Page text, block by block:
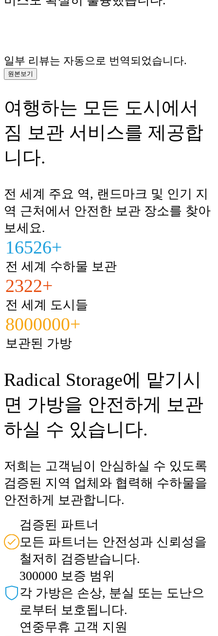
일부 리뷰는 자동으로 번역되었습니다.
원본보기
여행하는 모든 도시에서
짐 보관 서비스를 제공합
니다.
전 세계 주요 역, 랜드마크 및 인기 지
역 근처에서 안전한 보관 장소를 찾아
보세요.
16526+
전 세계 수하물 보관
2322+
전 세계 도시들
8000000+
보관된 가방
Radical Storage에 맡기시
면 가방을 안전하게 보관
하실 수 있습니다.
저희는 고객님이 안심하실 수 있도록
검증된 지역 업체와 협력해 수하물을
안전하게 보관합니다.
검증된 파트너
모든 파트너는 안전성과 신뢰성을
철저히 검증받습니다.
300000 보증 범위
각 가방은 손상, 분실 또는 도난으
로부터 보호됩니다.
연중무휴 고객 지원